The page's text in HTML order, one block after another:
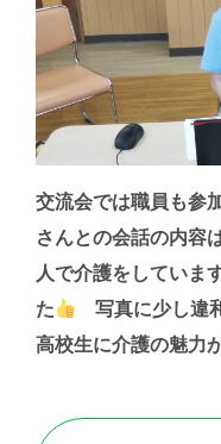
交流会では職員も参
さんとの会話の内容
人で介護をしていま
た
写真に少し違
高校生に介護の魅力